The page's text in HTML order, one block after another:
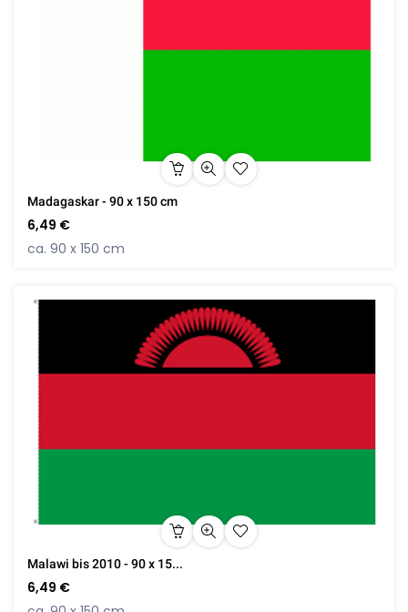
Madagaskar - 90 x 150 cm
6,49 €
ca. 90 x 150 cm
Malawi bis 2010 - 90 x 15...
6,49 €